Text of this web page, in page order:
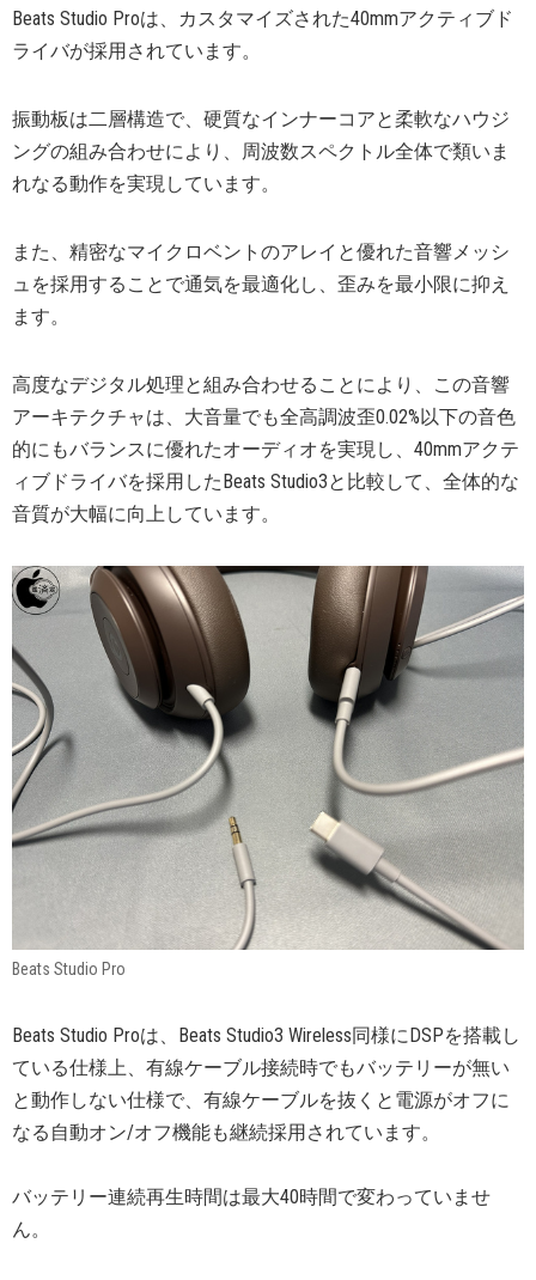
Beats Studio Proは、カスタマイズされた40mmアクティブド
ライバが採用されています。
振動板は二層構造で、硬質なインナーコアと柔軟なハウジ
ングの組み合わせにより、周波数スペクトル全体で類いま
れなる動作を実現しています。
また、精密なマイクロベントのアレイと優れた音響メッシ
ュを採用することで通気を最適化し、歪みを最小限に抑え
ます。
高度なデジタル処理と組み合わせることにより、この音響
アーキテクチャは、大音量でも全高調波歪0.02%以下の音色
的にもバランスに優れたオーディオを実現し、40mmアクテ
ィブドライバを採用したBeats Studio3と比較して、全体的な
音質が大幅に向上しています。
Beats Studio Pro
Beats Studio Proは、Beats Studio3 Wireless同様にDSPを搭載し
ている仕様上、有線ケーブル接続時でもバッテリーが無い
と動作しない仕様で、有線ケーブルを抜くと電源がオフに
なる自動オン/オフ機能も継続採用されています。
バッテリー連続再生時間は最大40時間で変わっていませ
ん。